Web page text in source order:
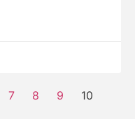
7 8 9 10